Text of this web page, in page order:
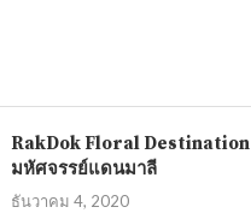
RakDok Floral Destination |
มหัศจรรย์แดนมาลี
ธันวาคม 4, 2020